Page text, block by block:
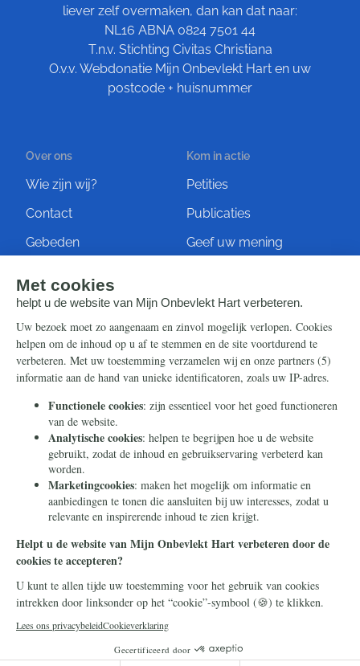
liever zelf overmaken, dan kan dat naar:
NL16 ABNA 0824 7501 44
T.n.v. Stichting Civitas Christiana
O.v.v. Webdonatie Mijn Onbevlekt Hart en uw
postcode + huisnummer
Over ons
Wie zijn wij?
Contact
Gebeden
Kom in actie
Petities
Publicaties
Geef uw mening
Steun ons
Nieuwsbrief
Eenmalig
Maandelijks
Periodiek
Nalaten
Zelf overschrijven
Info
Contact
Ontvang onze Telegram-
berichten
© 2026 Stichting Civitas Christiana
Cookieverklaring
Privacy